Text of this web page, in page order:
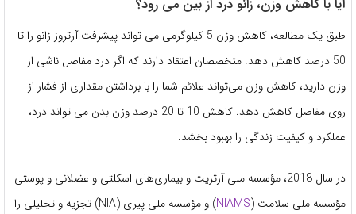
آیا با کاهش وزن، زانو درد از بین می رود؟
طبق یک مطالعه، کاهش وزن 5 کیلوگرمی می تواند پیشرفت آرتروز زانو را تا
50 درصد کاهش دهد. متخصصان اعتقاد دارند که اگر درد مفاصل ناشی از
وزن دارید، کاهش وزن می‌تواند علائم شما را با برداشتن مقداری از فشار از
روی مفاصل کاهش دهد. کاهش 10 تا 20 درصد وزن بدن می تواند درد،
عملکرد و کیفیت زندگی را بهبود بخشد.
در سال 2018، مؤسسه ملی آرتریت و بیماری‌های اسکلتی و عضلانی و پوستی
مؤسسه ملی سلامت (NIAMS
) و مؤسسه ملی پیری (NIA) تجزیه و تحلیلی را